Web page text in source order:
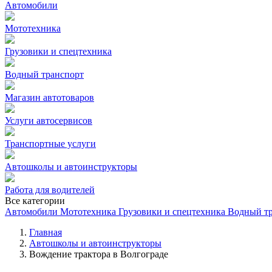
Автомобили
Мототехника
Грузовики и спецтехника
Водный транспорт
Магазин автотоваров
Услуги автосервисов
Транспортные услуги
Автошколы и автоинструкторы
Работа для водителей
Все категории
Автомобили Мототехника Грузовики и спецтехника Водный
Главная
Автошколы и автоинструкторы
Вождение трактора в Волгограде